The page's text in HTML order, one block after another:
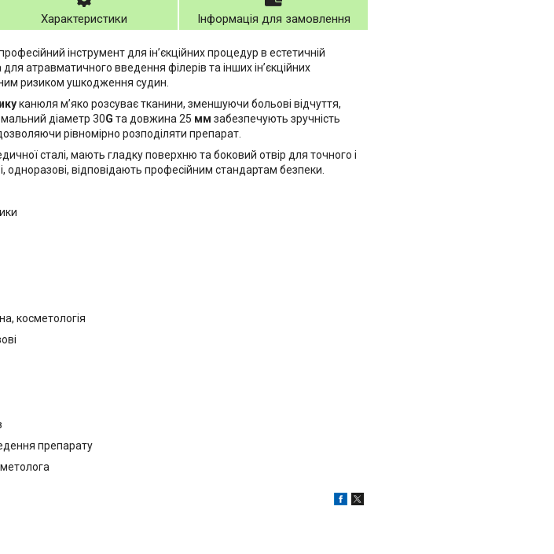
Характеристики Інформація для замовлення
інструмент для ін’єкційних процедур в естетичній
атравматичного введення філерів та інших ін’єкційних
ризиком ушкодження судин.
канюля м’яко розсуває тканини, зменшуючи больові відчуття,
діаметр 30G та довжина 25 мм забезпечують зручність
рівномірно розподіляти препарат.
сталі, мають гладку поверхню та боковий отвір для точного і
одноразові, відповідають професійним стандартам безпеки.
косметологія
препарату